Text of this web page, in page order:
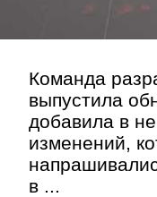
Команда
выпустила
добавила в
изменений,
в ...
Контакт »